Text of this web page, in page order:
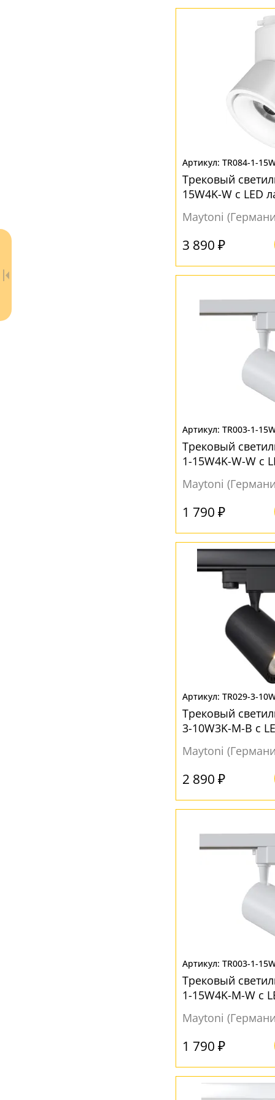
- бесплатно по России
TR084-1-
Трековый
15W4K-W с LED
Maytoni
3 890 ₽
TR003-1-
Трековый
1-15W4K-W-W с
Maytoni
1 790 ₽
TR029-3-
Трековый
3-10W3K-M-B с
Maytoni
2 890 ₽
TR003-1-
Трековый
1-15W4K-M-W с
Maytoni
1 790 ₽